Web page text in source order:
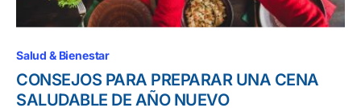
Salud & Bienestar
CONSEJOS PARA PREPARAR UNA CENA
SALUDABLE DE AÑO NUEVO